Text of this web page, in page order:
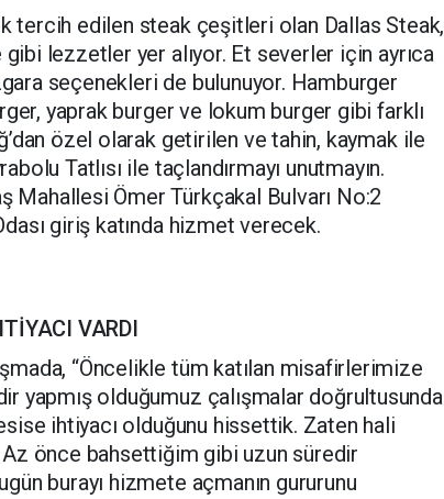
tercih edilen steak çeşitleri olan Dallas Steak,
lezzetler yer alıyor. Et severler için ayrıca
seçenekleri de bulunuyor. Hamburger
yaprak burger ve lokum burger gibi farklı
özel olarak getirilen ve tahin, kaymak ile
Tatlısı ile taçlandırmayı unutmayın.
Mahallesi Ömer Türkçakal Bulvarı No:2
giriş katında hizmet verecek.
VARDI
“Öncelikle tüm katılan misafirlerimize
yapmış olduğumuz çalışmalar doğrultusunda
ihtiyacı olduğunu hissettik. Zaten hali
Az önce bahsettiğim gibi uzun süredir
burayı hizmete açmanın gururunu